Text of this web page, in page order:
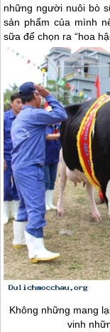
những người nuôi bò
sản phẩm của mình
sữa để chọn ra “hoa
Không những mang
vinh